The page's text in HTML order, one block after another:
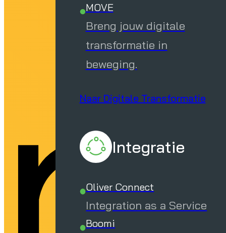
MOVE
Breng jouw digitale
transformatie in
beweging.
Naar Digitale Transformatie
Integratie
Oliver Connect
Integration as a Service
Boomi